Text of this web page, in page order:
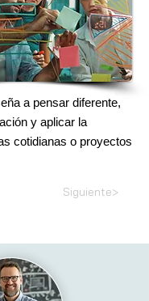
a pensar diferente,
y aplicar la
cotidianas o proyectos
Siguiente>